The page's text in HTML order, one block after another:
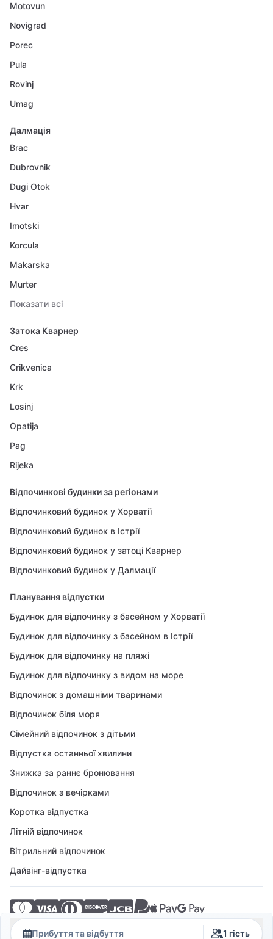
Прибуття та відбуття 1 гість
Motovun
Novigrad
Porec
Pula
Rovinj
Umag
Далмація
Brac
Dubrovnik
Dugi Otok
Hvar
Imotski
Korcula
Makarska
Murter
Показати всі
Затока Кварнер
Cres
Crikvenica
Krk
Losinj
Opatija
Pag
Rijeka
Відпочинкові будинки за регіонами
Відпочинковий будинок у Хорватії
Відпочинковий будинок в Істрії
Відпочинковий будинок у затоці Кварнер
Відпочинковий будинок у Далмації
Планування відпустки
Будинок для відпочинку з басейном у Хорватії
Будинок для відпочинку з басейном в Істрії
Будинок для відпочинку на пляжі
Будинок для відпочинку з видом на море
Відпочинок з домашніми тваринами
Відпочинок біля моря
Сімейний відпочинок з дітьми
Відпустка останньої хвилини
Знижка за раннє бронювання
Відпочинок з вечірками
Коротка відпустка
Літній відпочинок
Вітрильний відпочинок
Дайвінг-відпустка
© 2026 Crovillas GmbH